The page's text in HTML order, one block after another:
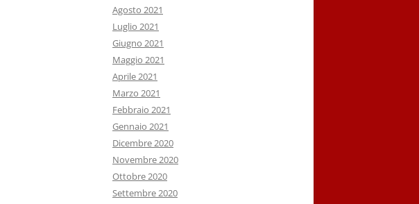
Agosto 2021
Luglio 2021
Giugno 2021
Maggio 2021
Aprile 2021
Marzo 2021
Febbraio 2021
Gennaio 2021
Dicembre 2020
Novembre 2020
Ottobre 2020
Settembre 2020